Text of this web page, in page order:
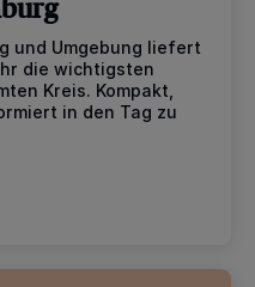
und Umgebung liefert
die wichtigsten
Kreis. Kompakt,
in den Tag zu